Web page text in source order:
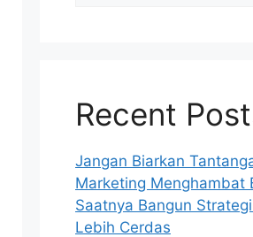
Recent
Jangan Biarkan
Marketing Menghambat
Saatnya Bangun
Lebih Cerdas